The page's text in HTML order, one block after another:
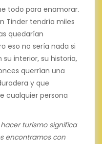
todo para enamorar.
Tinder tendría miles
quedarían
eso no sería nada si
interior, su historia,
querrían una
y que
cualquier persona
turismo significa
encontramos con